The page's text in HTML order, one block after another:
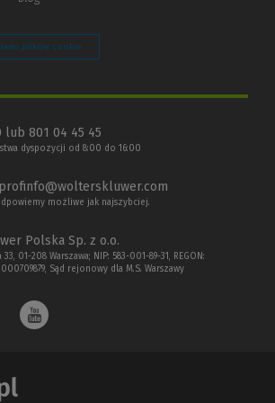
plików cookie
lub 801 04 45 45
dyspozycji od 8:00 do 16:00
możliwe jak najszybciej.
Polska Sp. z o.o.
01-208 Warszawa; NIP: 583-001-89-31, REGON:
Sąd rejonowy dla M.S. Warszawy